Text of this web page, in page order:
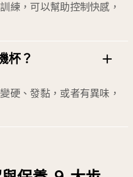
練，可以幫助控制快感，
杯？
硬、發黏，或者有異味，